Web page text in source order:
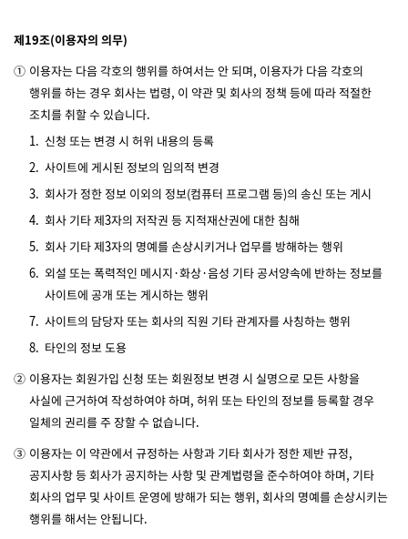
제19조(이용자의 의무)
① 이용자는 다음 각호의 행위를 하여서는 안 되며, 이용자가 다음 각호의
행위를 하는 경우 회사는 법령, 이 약관 및 회사의 정책 등에 따라 적절한
조치를 취할 수 있습니다.
1. 신청 또는 변경 시 허위 내용의 등록
2. 사이트에 게시된 정보의 임의적 변경
3. 회사가 정한 정보 이외의 정보(컴퓨터 프로그램 등)의 송신 또는 게시
4. 회사 기타 제3자의 저작권 등 지적재산권에 대한 침해
5. 회사 기타 제3자의 명예를 손상시키거나 업무를 방해하는 행위
6. 외설 또는 폭력적인 메시지·화상·음성 기타 공서양속에 반하는 정보를
사이트에 공개 또는 게시하는 행위
7. 사이트의 담당자 또는 회사의 직원 기타 관계자를 사칭하는 행위
8. 타인의 정보 도용
② 이용자는 회원가입 신청 또는 회원정보 변경 시 실명으로 모든 사항을
사실에 근거하여 작성하여야 하며, 허위 또는 타인의 정보를 등록할 경우
일체의 권리를 주 장할 수 없습니다.
③ 이용자는 이 약관에서 규정하는 사항과 기타 회사가 정한 제반 규정,
공지사항 등 회사가 공지하는 사항 및 관계법령을 준수하여야 하며, 기타
회사의 업무 및 사이트 운영에 방해가 되는 행위, 회사의 명예를 손상시키는
행위를 해서는 안됩니다.